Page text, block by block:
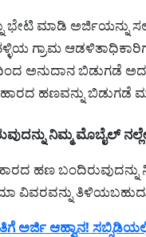
ಭೇಟಿ ಮಾಡಿ ಅರ್ಜಿಯನ್ನು
ಗ್ರಾಮ
ಅನುದಾನ ಬಿಡುಗಡೆ
ಹಣವನ್ನು ಬಿಡುಗಡೆ
ನಿಮ್ಮ ಮೊಬೈಲ್
ಹಣ ಬಂದಿರುವುದನ್ನು
ವಿವರವನ್ನು
ಅರ್ಜಿ ಆಹ್ವಾನ!